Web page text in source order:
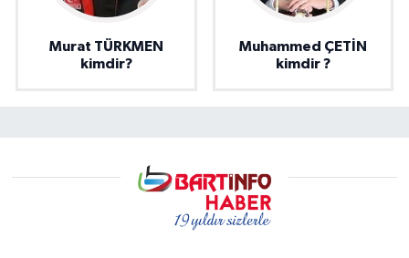
Murat TÜRKMEN
kimdir?
Muhammed ÇETİN
kimdir ?